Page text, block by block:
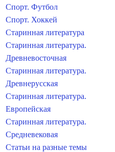
Спорт. Футбол
Спорт. Хоккей
Старинная литература
Старинная литература.
Древневосточная
Старинная литература.
Древнерусская
Старинная литература.
Европейская
Старинная литература.
Средневековая
Статьи на разные темы